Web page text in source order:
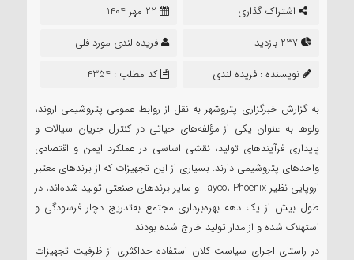
اشتراک گذاری
22 مهر 1404
فریده لندی مورد فلی
نویسنده : فریده لندی
موردفلی
کد مطلب : 4354
به گزارش خبرگزاری پتروشهر به نقل از روابط عمومی پتروشیمی اروند،
ولوها به عنوان یکی از مؤلفه‌های حیاتی در کنترل جریان سیالات و
پایداری فرآیندهای تولید، نقشی اساسی در عملکرد ایمن و اقتصادی
واحدهای پتروشیمی دارند. بسیاری از این تجهیزات که از برندهای معتبر
اروپایی نظیر Tayco، Phoenix و سایر برندهای صنعتی تولید شده‌اند، در
طول بیش از یک دهه بهره‌برداری مجتمع به‌تدریج دچار فرسودگی و
استهلاک شده و از مدار تولید خارج شده بودند.
در راستای اجرای سیاست کلان استفاده حداکثری از ظرفیت تجهیزات